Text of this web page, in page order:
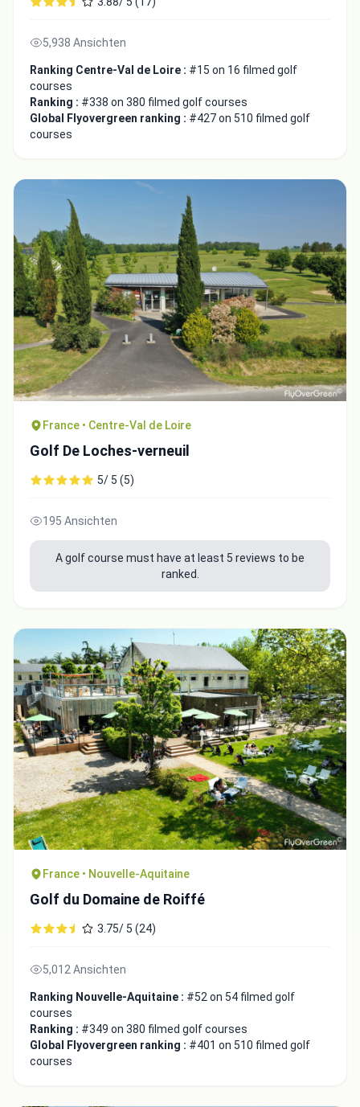
5,938 Ansichten
Ranking Centre-Val de Loire : #15 on 16 filmed golf
courses
Ranking : #338 on 380 filmed golf courses
Global Flyovergreen ranking : #427 on 510 filmed golf
courses
France • Centre-Val de Loire
Golf De Loches-verneuil
5/ 5 (5)
195 Ansichten
A golf course must have at least 5 reviews to be
ranked.
France • Nouvelle-Aquitaine
Golf du Domaine de Roiffé
3.75/ 5 (24)
5,012 Ansichten
Ranking Nouvelle-Aquitaine : #52 on 54 filmed golf
courses
Ranking : #349 on 380 filmed golf courses
Global Flyovergreen ranking : #401 on 510 filmed golf
courses
Integrate video
Video choice: